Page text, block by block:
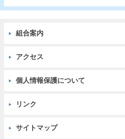
組合案内
アクセス
個人情報保護について
リンク
サイトマップ